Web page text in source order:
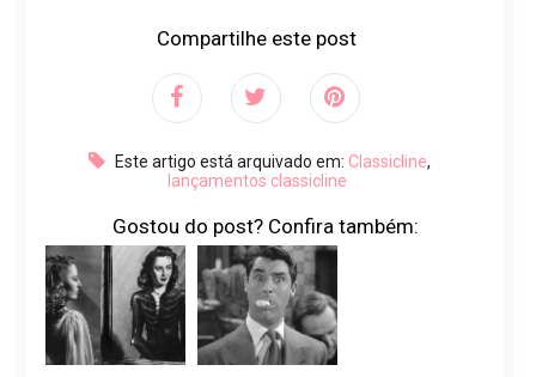
Compartilhe este post
Este artigo está arquivado em: Classicline,
lançamentos classicline
Gostou do post? Confira também: